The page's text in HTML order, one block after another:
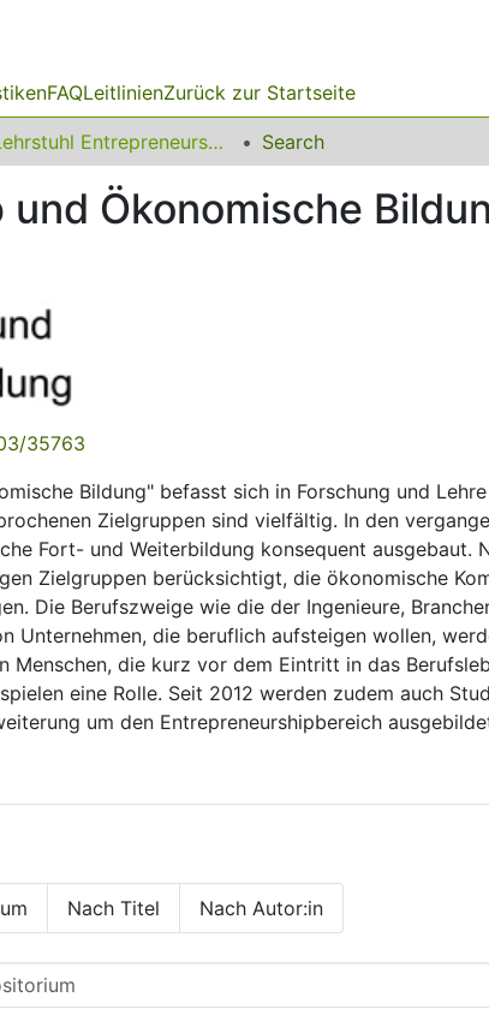
FAQLeitlinienZurück zur Startseite
Lehrstuhl Entrepreneurship und Ökonomische Bildung Search
Ökonomische
35763
Bildung" befasst sich in Forschung und
Zielgruppen sind vielfältig. In den
Fort- und Weiterbildung konsequent ausgebaut.
Zielgruppen berücksichtigt, die ökonomische
Die Berufszweige wie die der Ingenieure,
Unternehmen, die beruflich aufsteigen wollen,
die kurz vor dem Eintritt in das
eine Rolle. Seit 2012 werden zudem auch
um den Entrepreneurshipbereich
Nach Titel Nach Autor:in